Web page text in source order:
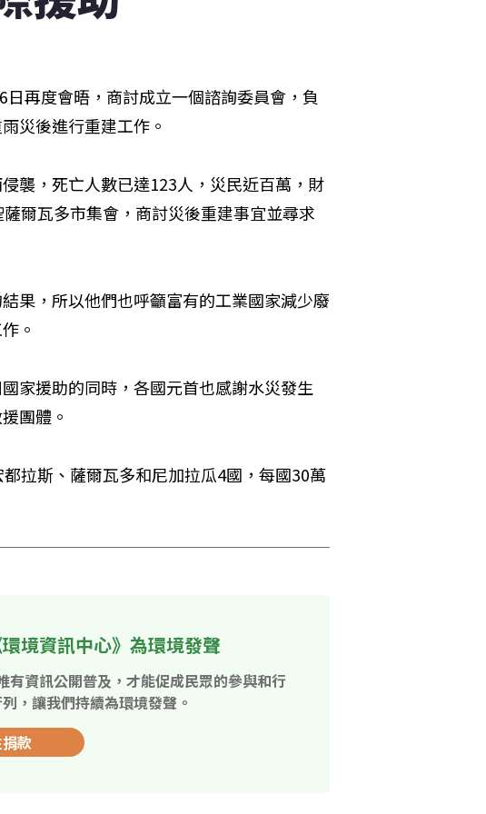
再度會晤，商討成立一個諮詢委員會，負
災後進行重建工作。
襲，死亡人數已達123人，災民近百萬，財
爾瓦多市集會，商討災後重建事宜並尋求
果，所以他們也呼籲富有的工業國家減少廢
。
家援助的同時，各國元首也感謝水災發生
團體。
拉斯、薩爾瓦多和尼加拉瓜4國，每國30萬
境資訊中心》為環境發聲
有資訊公開普及，才能促成民眾的參與和行
，讓我們持續為環境發聲。
款